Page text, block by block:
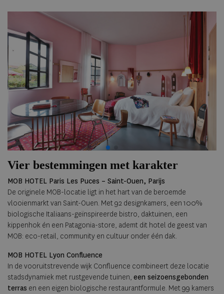
Vier bestemmingen met karakter
MOB HOTEL Paris Les Puces – Saint-Ouen, Parijs
De originele MOB-locatie ligt in het hart van de beroemde
vlooienmarkt van Saint-Ouen. Met 92 designkamers, een 100%
biologische Italiaans-geïnspireerde bistro, daktuinen, een
kippenhok én een Patagonia-store, ademt dit hotel de geest van
MOB: eco-retail, community en cultuur onder één dak.
MOB HOTEL Lyon Confluence
In de vooruitstrevende wijk Confluence combineert deze locatie
stadsdynamiek met rustgevende tuinen, een seizoensgebonden
terras en een eigen biologische restaurantformule. Met 99 kamers